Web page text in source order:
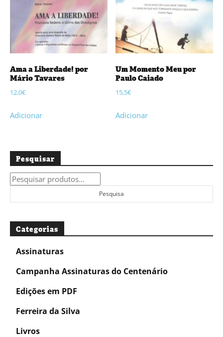
Ama a Liberdade! por
Mário Tavares
12,0€
Adicionar
Um Momento Meu por
Paulo Caiado
15,5€
Adicionar
Pesquisar
Pesquisar
por:
Pesquisa
Categorias
Assinaturas
Campanha Assinaturas do Centenário
Edições em PDF
Ferreira da Silva
Livros